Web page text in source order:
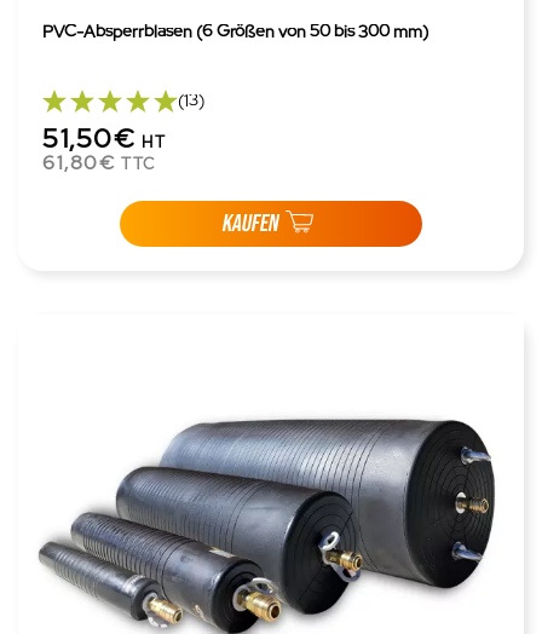
PVC-Absperrblasen (6 Größen von 50 bis 300 mm)
(13)
51,50€ HT
61,80€ TTC
KAUFEN